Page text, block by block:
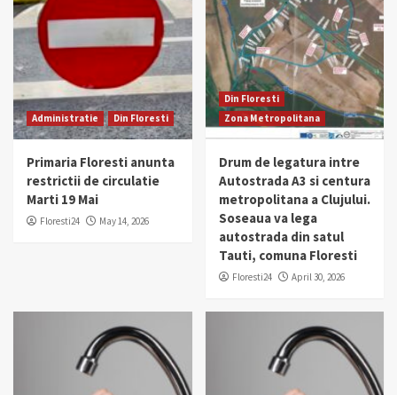
Administratie Din Floresti
Primaria Floresti anunta
restrictii de circulatie
Marti 19 Mai
Floresti24 May 14, 2026
Din Floresti
Zona Metropolitana
Drum de legatura intre
Autostrada A3 si centura
metropolitana a Clujului.
Soseaua va lega
autostrada din satul
Tauti, comuna Floresti
Floresti24 April 30, 2026